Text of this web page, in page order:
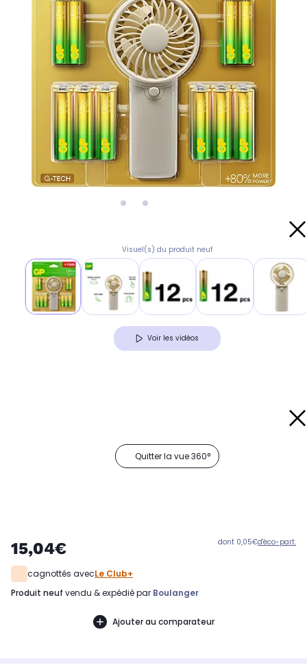
Visuel(s) du produit neuf
Voir les vidéos
Quitter la vue 360°
15,04€ dont 0,05€d'éco-part.
cagnottés avecLe Club+
produit neuf vendu & expédié par Boulanger
Ajouter au comparateur